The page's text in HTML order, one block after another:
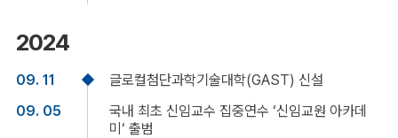
2024
09. 11
글로컬첨단과학기술대학(GAST) 신설
09. 05
국내 최초 신임교수 집중연수 ‘신임교원 아카데
미‘ 출범